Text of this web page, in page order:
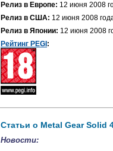
Релиз в Европе: 12 июня 2008
Релиз в США: 12 июня 2008
Релиз в Японии: 12 июня 2008
Рейтинг PEGI :
Статьи о Metal Gear Solid
Новости: